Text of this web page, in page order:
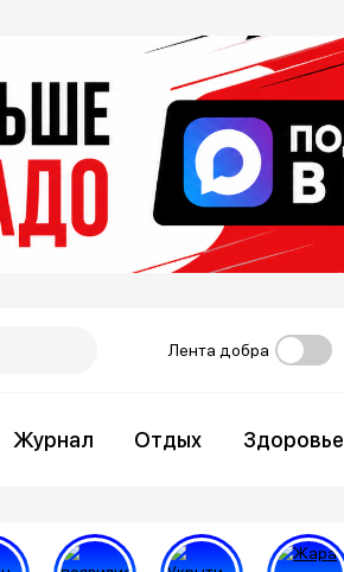
Лента добра
Журнал Отдых Здоровье